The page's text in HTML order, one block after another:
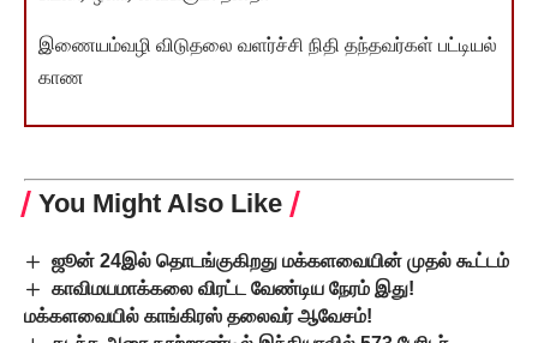
இணையம்வழி விடுதலை வளர்ச்சி நிதி தந்தவர்கள் பட்டியல்
காண
You Might Also Like
ஜூன் 24இல் தொடங்குகிறது மக்களவையின் முதல் கூட்டம்
காவிமயமாக்கலை விரட்ட வேண்டிய நேரம் இது!
மக்களவையில் காங்கிரஸ் தலைவர் ஆவேசம்!